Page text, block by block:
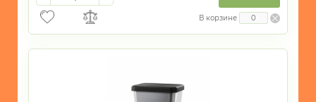
В корзине